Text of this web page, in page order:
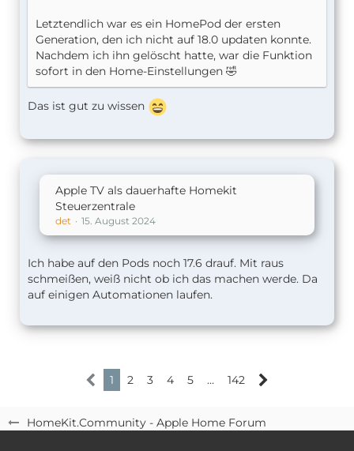
HomeKit.Community - Apple Home Forum
Letztendlich war es ein HomePod der ersten
Generation, den ich nicht auf 18.0 updaten konnte.
Nachdem ich ihn gelöscht hatte, war die Funktion
sofort in den Home-Einstellungen 🤣
Das ist gut zu wissen
Apple TV als dauerhafte Homekit
Steuerzentrale
det 15. August 2024
Ich habe auf den Pods noch 17.6 drauf. Mit raus
schmeißen, weiß nicht ob ich das machen werde. Da
auf einigen Automationen laufen.
1 2 3 4 5 … 142